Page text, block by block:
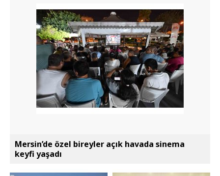
Mersin’de özel bireyler açık havada sinema
keyfi yaşadı